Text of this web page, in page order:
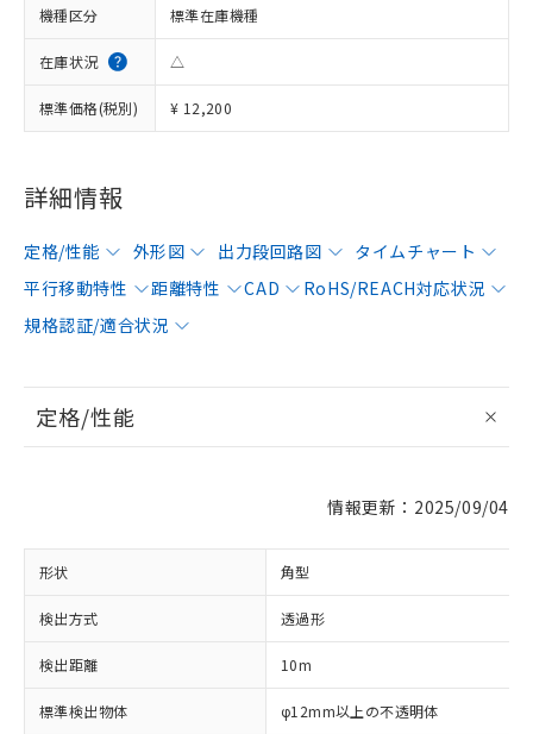
機種区分 標準在庫機種
在庫状況 △
標準価格(税別) ¥ 12,200
詳細情報
定格/性能 外形図 出力段回路図
タイムチャート
平行移動特性
距離特性 CAD
RoHS/REACH対応状況
規格認証/適合状況
定格/性能
情報更新：2025/09/04
形状 角型
検出方式 透過形
検出距離 10m
標準検出物体 φ12mm以上の不透明体